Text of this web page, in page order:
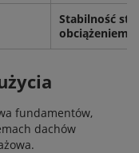
Stabilność
obciążeniem.
fundamentów,
dachów